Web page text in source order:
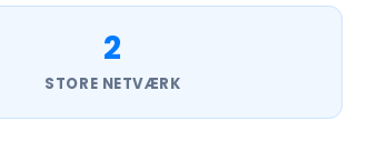
2
STORE NETVÆRK